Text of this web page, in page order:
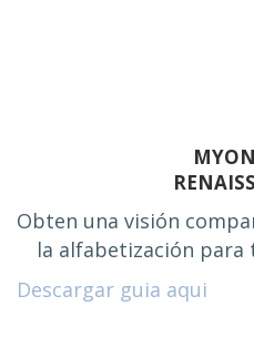
Obten una visión
la alfabetización para
Descargar guia aqui